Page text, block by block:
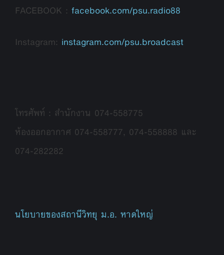
FACEBOOK : facebook.com/psu.radio88
Instagram: instagram.com/psu.broadcast
โทรศัพท์ : สำนักงาน 074-558775
ห้องออกอากาศ 074-558777, 074-558888 และ
074-282282
นโยบายของสถานีวิทยุ ม.อ. หาดใหญ่